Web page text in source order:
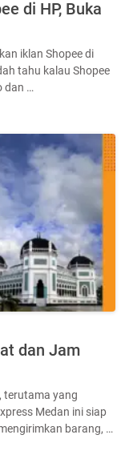
di HP, Buka
iklan Shopee di
tahu kalau Shopee
dan …
dan Jam
terutama yang
Medan ini siap
barang, …